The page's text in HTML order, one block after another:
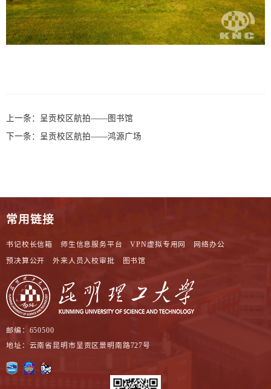
上一条： 呈贡校区航拍——图书馆
下一条： 呈贡校区航拍——鸿源广场
常用链接
书记校长信箱 师生信息服务平台 VPN虚拟专用网
网络办公
预决算公开
外来人员入校审批 图书馆
邮编：650500
地址：云南省昆明市呈贡区景明南路727号